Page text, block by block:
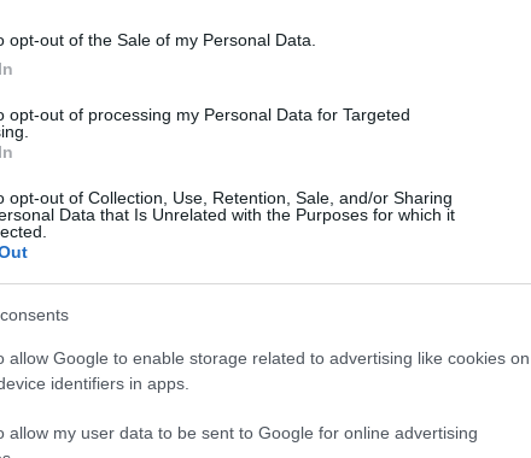
opt-out of the Sale of my Personal Data.
opt-out of processing my Personal Data for Targeted
opt-out of Collection, Use, Retention, Sale, and/or Sharing
Data that Is Unrelated with the Purposes for which it
allow Google to enable storage related to advertising like cookies on
identifiers in apps.
allow my user data to be sent to Google for online advertising
chiaro
in piedi una rete di ben
10.500 centrali e 160.000 armadi ripartilinea,